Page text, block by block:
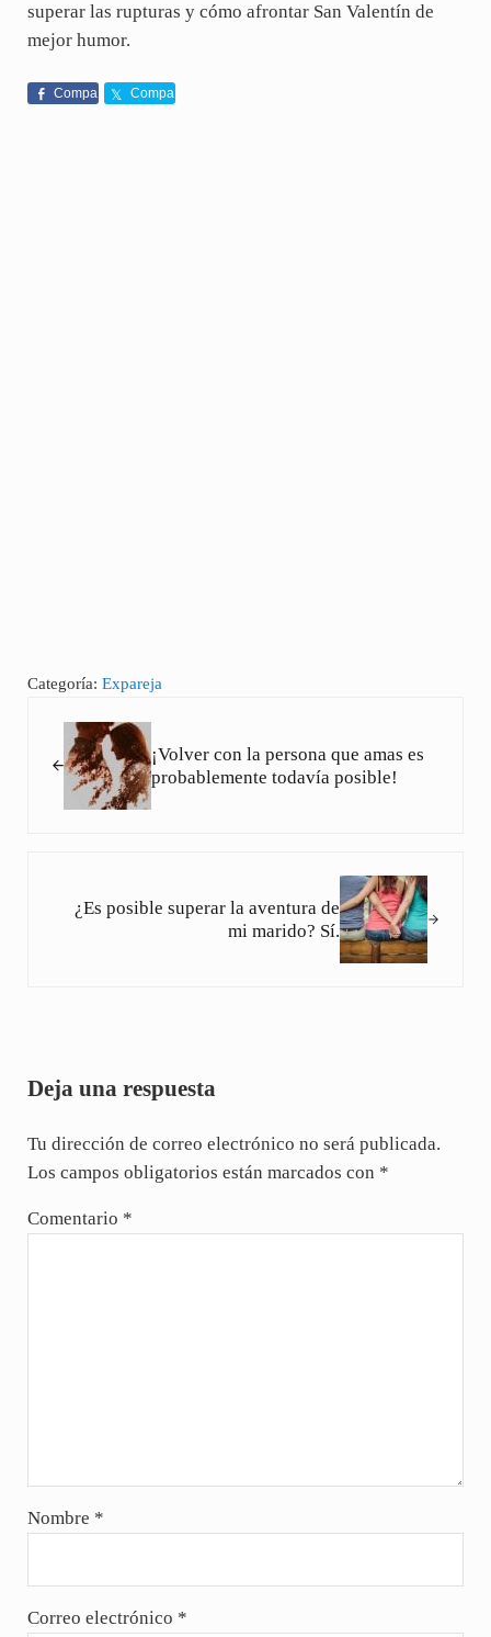
superar las rupturas y cómo afrontar San Valentín de
mejor humor.
Compa
Compa
Categoría: Expareja
¡Volver con la persona que amas es
probablemente todavía posible!
¿Es posible superar la aventura de
mi marido? Sí.
Deja una respuesta
Tu dirección de correo electrónico no será publicada.
Los campos obligatorios están marcados con *
Comentario *
Nombre *
Correo electrónico *